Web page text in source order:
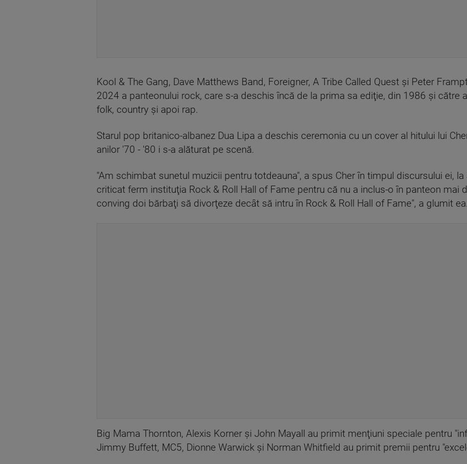
Kool & The Gang, Dave Matthews Band, Foreigner, A Tribe Called Quest şi Peter
2024 a panteonului rock, care s-a deschis încă de la prima sa ediţie, din 1986 şi către
folk, country şi apoi rap.
Starul pop britanico-albanez Dua Lipa a deschis ceremonia cu un cover al hitului lui
anilor '70 - '80 i s-a alăturat pe scenă.
"Am schimbat sunetul muzicii pentru totdeauna", a spus Cher în timpul discursului ei,
criticat ferm instituţia Rock & Roll Hall of Fame pentru că nu a inclus-o în panteon mai
conving doi bărbaţi să divorţeze decât să intru în Rock & Roll Hall of Fame", a glumit ea.
Big Mama Thornton, Alexis Korner şi John Mayall au primit menţiuni speciale pentru
Jimmy Buffett, MC5, Dionne Warwick şi Norman Whitfield au primit premii pentru